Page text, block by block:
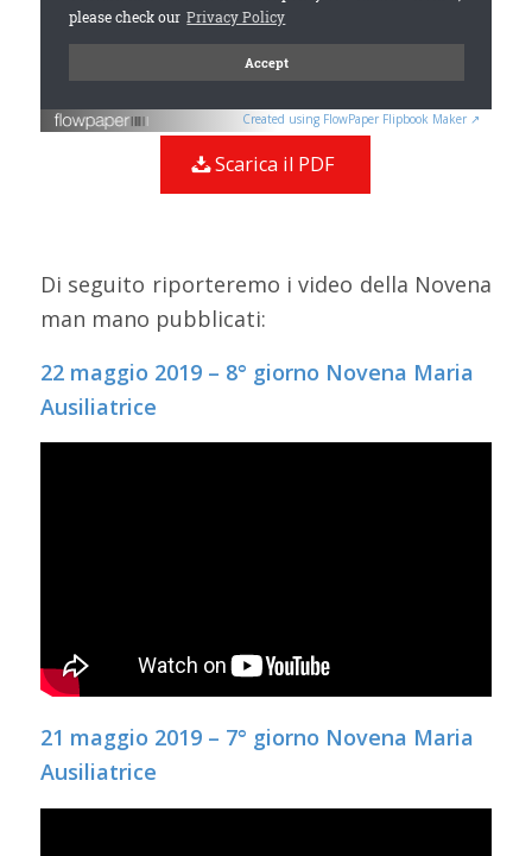
Created using FlowPaper Flipbook Maker ↗
Scarica il PDF
Di seguito riporteremo i video della Novena
man mano pubblicati:
22 maggio 2019 – 8° giorno Novena Maria
Ausiliatrice
21 maggio 2019 – 7° giorno Novena Maria
Ausiliatrice